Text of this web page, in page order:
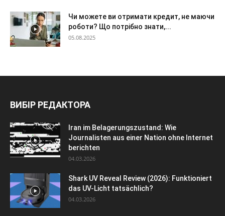
Чи можете ви отримати кредит, не маючи
роботи? Що потрібно знати,...
05.08.2025
ВИБІР РЕДАКТОРА
Iran im Belagerungszustand: Wie
Journalisten aus einer Nation ohne Internet
berichten
04.03.2026
Shark UV Reveal Review (2026): Funktioniert
das UV-Licht tatsächlich?
04.03.2026